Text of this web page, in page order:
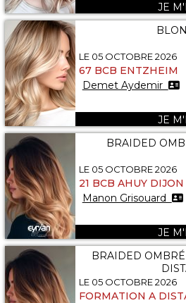
JE
LE 05 OCTOBRE 2026
67 BCB ENTZHEIM
Demet Aydemir
JE
BRAIDED
LE 05 OCTOBRE 2026
21 BCB AHUY DIJON
Manon Grisouard
JE
BRAIDED
LE 05 OCTOBRE 2026
FORMATION A